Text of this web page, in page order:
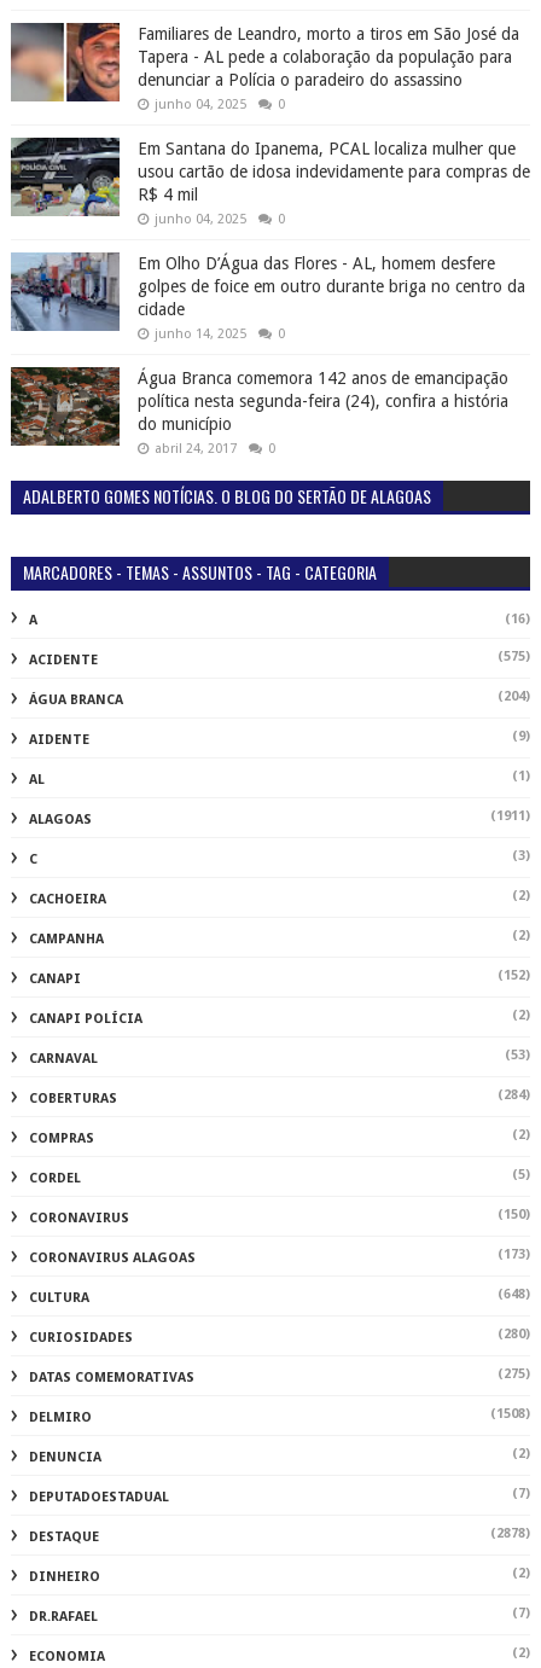
Familiares de Leandro, morto a tiros em São José da
Tapera - AL pede a colaboração da população para
denunciar a Polícia o paradeiro do assassino
junho 04, 2025 0
Em Santana do Ipanema, PCAL localiza mulher que
usou cartão de idosa indevidamente para compras de
R$ 4 mil
junho 04, 2025 0
Em Olho D’Água das Flores - AL, homem desfere
golpes de foice em outro durante briga no centro da
cidade
junho 14, 2025 0
Água Branca comemora 142 anos de emancipação
política nesta segunda-feira (24), confira a história
do município
abril 24, 2017 0
ADALBERTO GOMES NOTÍCIAS. O BLOG DO SERTÃO DE ALAGOAS
MARCADORES - TEMAS - ASSUNTOS - TAG - CATEGORIA
A (16)
ACIDENTE (575)
ÁGUA BRANCA (204)
AIDENTE (9)
AL (1)
ALAGOAS (1911)
C (3)
CACHOEIRA (2)
CAMPANHA (2)
CANAPI (152)
CANAPI POLÍCIA (2)
CARNAVAL (53)
COBERTURAS (284)
COMPRAS (2)
CORDEL (5)
CORONAVIRUS (150)
CORONAVIRUS ALAGOAS (173)
CULTURA (648)
CURIOSIDADES (280)
DATAS COMEMORATIVAS (275)
DELMIRO (1508)
DENUNCIA (2)
DEPUTADOESTADUAL (7)
DESTAQUE (2878)
DINHEIRO (2)
DR.RAFAEL (7)
ECONOMIA (2)